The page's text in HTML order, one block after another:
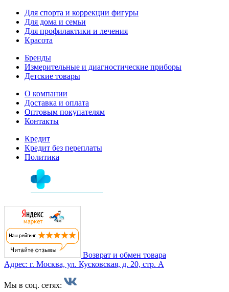
Для спорта и коррекции фигуры
Для дома и семьи
Для профилактики и лечения
Красота
Бренды
Измерительные и диагностические приборы
Детские товары
О компании
Доставка и оплата
Оптовым покупателям
Контакты
Кредит
Кредит без переплаты
Политика
Возврат и обмен товара
Адрес: г. Москва, ул. Кусковская, д. 20, стр. А
Мы в соц. сетях: